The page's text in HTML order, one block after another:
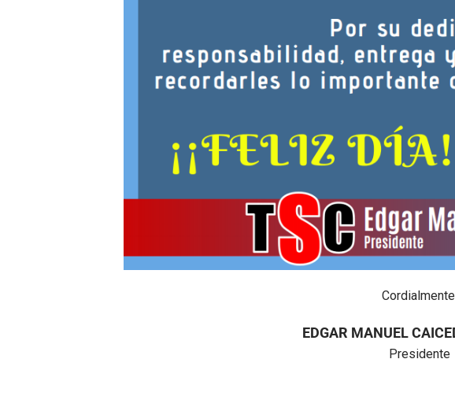
EDGAR MANUEL
Presidente